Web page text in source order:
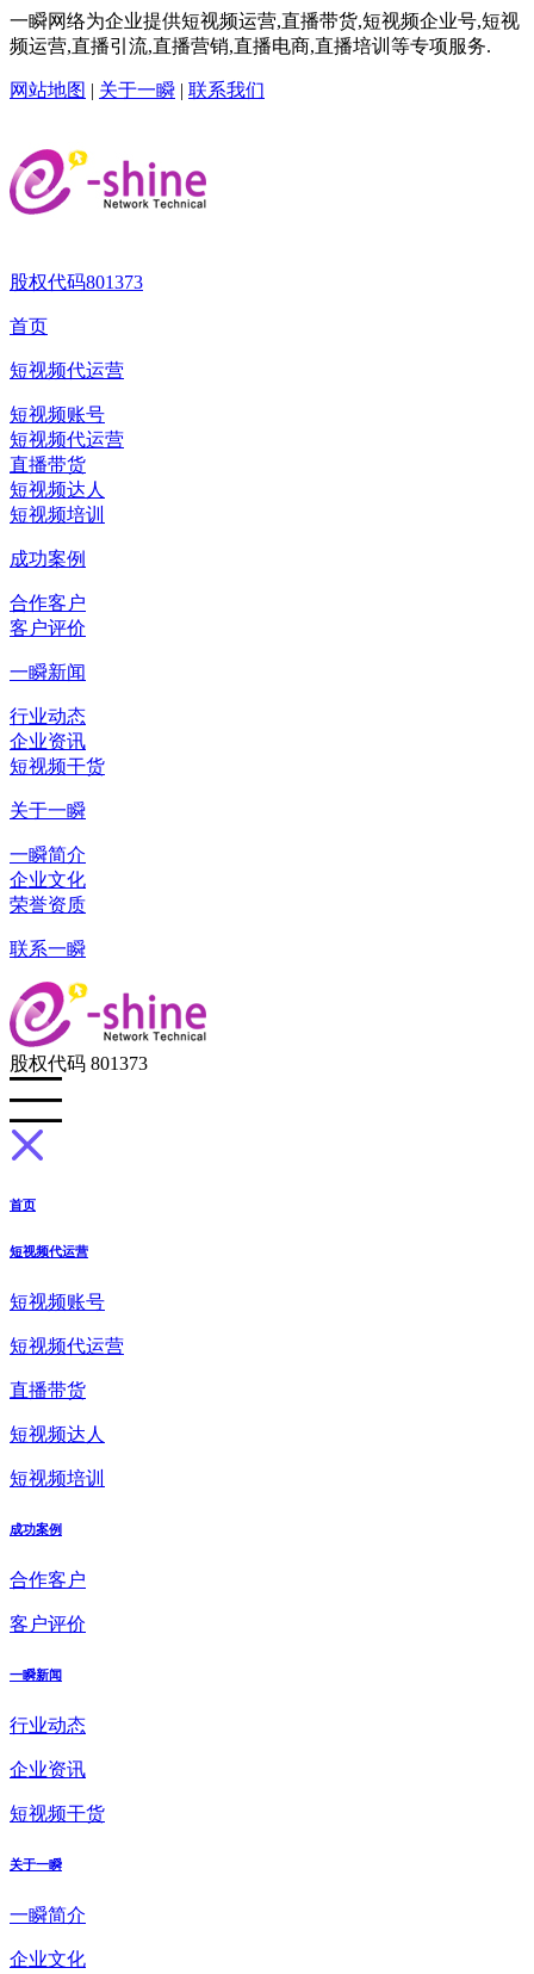
一瞬网络为企业提供短视频运营,直播带货,短视频企业号,短视
频运营,直播引流,直播营销,直播电商,直播培训等专项服务.
网站地图 | 关于一瞬 | 联系我们
股权代码801373
首页
短视频代运营
短视频账号
短视频代运营
直播带货
短视频达人
短视频培训
成功案例
合作客户
客户评价
一瞬新闻
行业动态
企业资讯
短视频干货
关于一瞬
一瞬简介
企业文化
荣誉资质
联系一瞬
股权代码 801373
首页
短视频代运营
短视频账号
短视频代运营
直播带货
短视频达人
短视频培训
成功案例
合作客户
客户评价
一瞬新闻
行业动态
企业资讯
短视频干货
关于一瞬
一瞬简介
企业文化